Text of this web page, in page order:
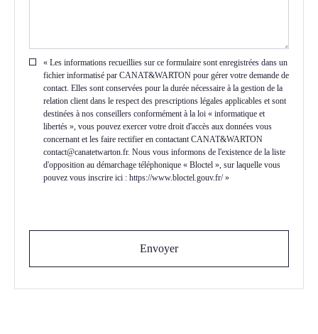
« Les informations recueillies sur ce formulaire sont enregistrées dans un
fichier informatisé par CANAT&WARTON pour gérer votre demande de
contact. Elles sont conservées pour la durée nécessaire à la gestion de la
relation client dans le respect des prescriptions légales applicables et sont
destinées à nos conseillers conformément à la loi « informatique et
libertés », vous pouvez exercer votre droit d'accès aux données vous
concernant et les faire rectifier en contactant CANAT&WARTON
contact@canatetwarton.fr. Nous vous informons de l'existence de la liste
d'opposition au démarchage téléphonique « Bloctel », sur laquelle vous
pouvez vous inscrire ici : https://www.bloctel.gouv.fr/ »
Envoyer